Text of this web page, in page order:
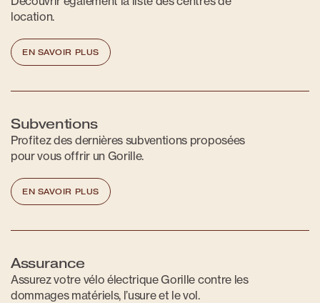
location.
EN SAVOIR PLUS
Subventions
Profitez des dernières subventions proposées
pour vous offrir un Gorille.
EN SAVOIR PLUS
Assurance
Assurez votre vélo électrique Gorille contre les
dommages matériels, l’usure et le vol.